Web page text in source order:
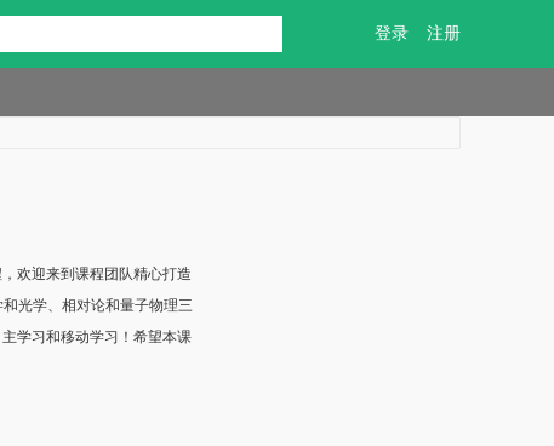
登录 注册
欢迎来到课程团队精心打造
光学、相对论和量子物理三
学习和移动学习！希望本课